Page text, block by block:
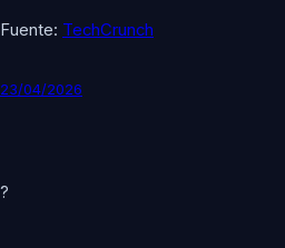
Fuente: TechCrunch
23/04/2026
?